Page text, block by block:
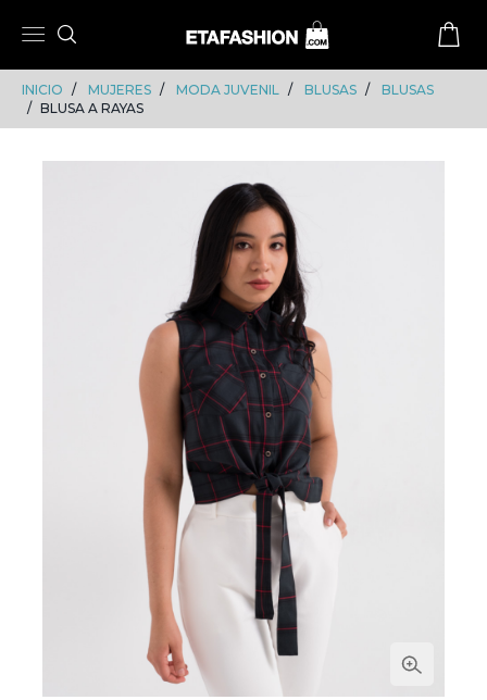
INICIO MUJERES MODA JUVENIL BLUSAS
BLUSAS
BLUSA A RAYAS